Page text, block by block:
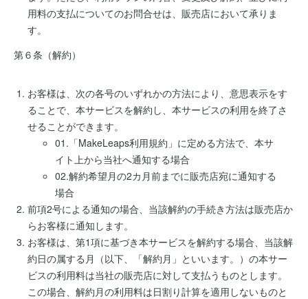
用料の支払についてのお問合せは、販売店において承りま
す。
第６条（解約）
お客様は、次の各号のいずれかの方法により、意思表示をす
ることで、本サービスを解約し、本サービスの利用を終了さ
せることができます。
01.「MakeLeaps利用規約」に定める方法で、本サ
イト上から当社へ通知する場合
02.解約希望月の2カ月前までに販売店宛に通知する
場合
前項2号による通知の場合、当該解約の手続き方法は販売店か
らお客様に通知します。
お客様は、第1項に基づき本サービスを解約する場合、当該解
約日の属する月（以下、「解約月」といいます。）の本サー
ビスの利用料は当社の販売店に対して支払うものとします。
この場合、解約月の利用料は日割り計算を適用しないものと